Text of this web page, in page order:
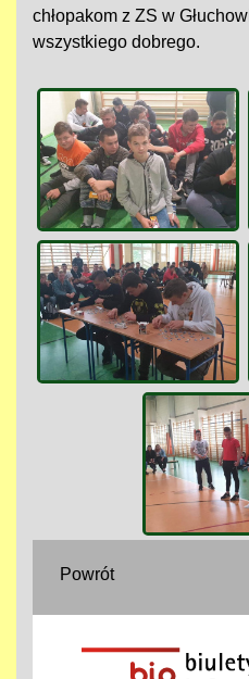
chłopakom z ZS w
wszystkiego dobrego.
Powrót